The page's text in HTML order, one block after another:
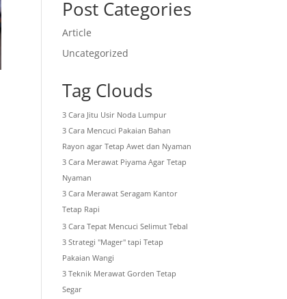
Post Categories
Article
Uncategorized
Tag Clouds
3 Cara Jitu Usir Noda Lumpur
3 Cara Mencuci Pakaian Bahan
Rayon agar Tetap Awet dan Nyaman
3 Cara Merawat Piyama Agar Tetap
Nyaman
3 Cara Merawat Seragam Kantor
Tetap Rapi
3 Cara Tepat Mencuci Selimut Tebal
3 Strategi "Mager" tapi Tetap
Pakaian Wangi
3 Teknik Merawat Gorden Tetap
Segar